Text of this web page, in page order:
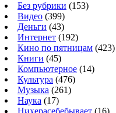
Без рубрики (153)
Видео (399)
Деньги (43)
Интернет (192)
Кино по пятницам (423)
Книги (45)
Компьютерное (14)
Культура (476)
Музыка (261)
Наука (17)